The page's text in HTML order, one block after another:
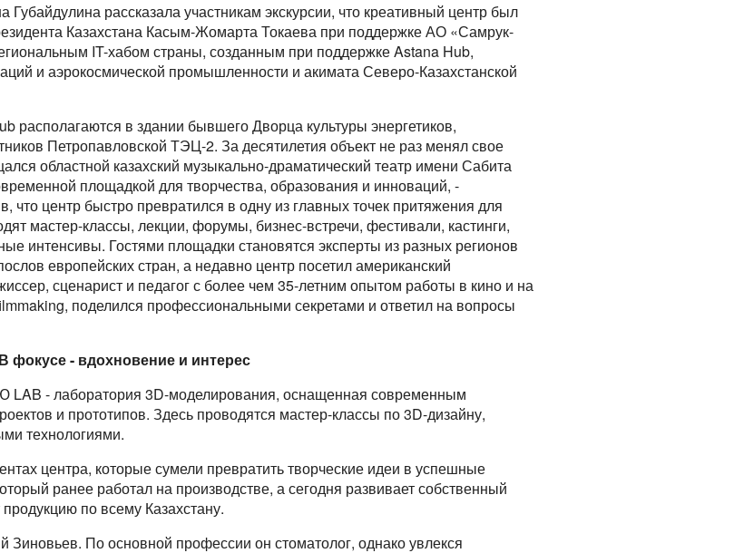
рассказала участникам экскурсии, что креативный центр был
Казахстана Касым-Жомарта Токаева при поддержке АО «Самрук-
IT-хабом страны, созданным при поддержке Astana Hub,
и аэрокосмической промышленности и акимата Северо-Казахстанской
располагаются в здании бывшего Дворца культуры энергетиков,
Петропавловской ТЭЦ-2. За десятилетия объект не раз менял свое
областной казахский музыкально-драматический театр имени Сабита
площадкой для творчества, образования и инноваций, -
что центр быстро превратился в одну из главных точек притяжения для
мастер-классы, лекции, форумы, бизнес-встречи, фестивали, кастинги,
интенсивы. Гостями площадки становятся эксперты из разных регионов
европейских стран, а недавно центр посетил американский
сценарист и педагог с более чем 35-летним опытом работы в кино и на
поделился профессиональными секретами и ответил на вопросы
В фокусе - вдохновение и интерес
LAB - лаборатория 3D-моделирования, оснащенная современным
и прототипов. Здесь проводятся мастер-классы по 3D-дизайну,
технологиями.
центра, которые сумели превратить творческие идеи в успешные
ранее работал на производстве, а сегодня развивает собственный
по всему Казахстану.
По основной профессии он стоматолог, однако увлекся